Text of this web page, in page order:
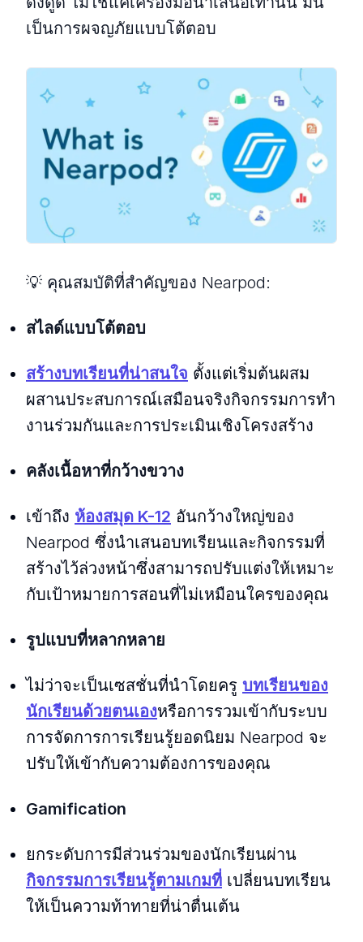
เป็นการผจญภัยแบบโต้ตอบ
💡 คุณสมบัติที่สําคัญของ Nearpod:
สไลด์แบบโต้ตอบ
สร้างบทเรียนที่น่าสนใจ ตั้งแต่เริ่มต้นผสม
ผสานประสบการณ์เสมือนจริงกิจกรรมการทํา
งานร่วมกันและการประเมินเชิงโครงสร้าง
คลังเนื้อหาที่กว้างขวาง
เข้าถึง ห้องสมุด K-12 อันกว้างใหญ่ของ
Nearpod ซึ่งนําเสนอบทเรียนและกิจกรรมที่
สร้างไว้ล่วงหน้าซึ่งสามารถปรับแต่งให้เหมาะ
กับเป้าหมายการสอนที่ไม่เหมือนใครของคุณ
รูปแบบที่หลากหลาย
ไม่ว่าจะเป็นเซสชั่นที่นําโดยครู บทเรียนของ
นักเรียนด้วยตนเองหรือการรวมเข้ากับระบบ
การจัดการการเรียนรู้ยอดนิยม Nearpod จะ
ปรับให้เข้ากับความต้องการของคุณ
Gamification
ยกระดับการมีส่วนร่วมของนักเรียนผ่าน
กิจกรรมการเรียนรู้ตามเกมที่ เปลี่ยนบทเรียน
ให้เป็นความท้าทายที่น่าตื่นเต้น